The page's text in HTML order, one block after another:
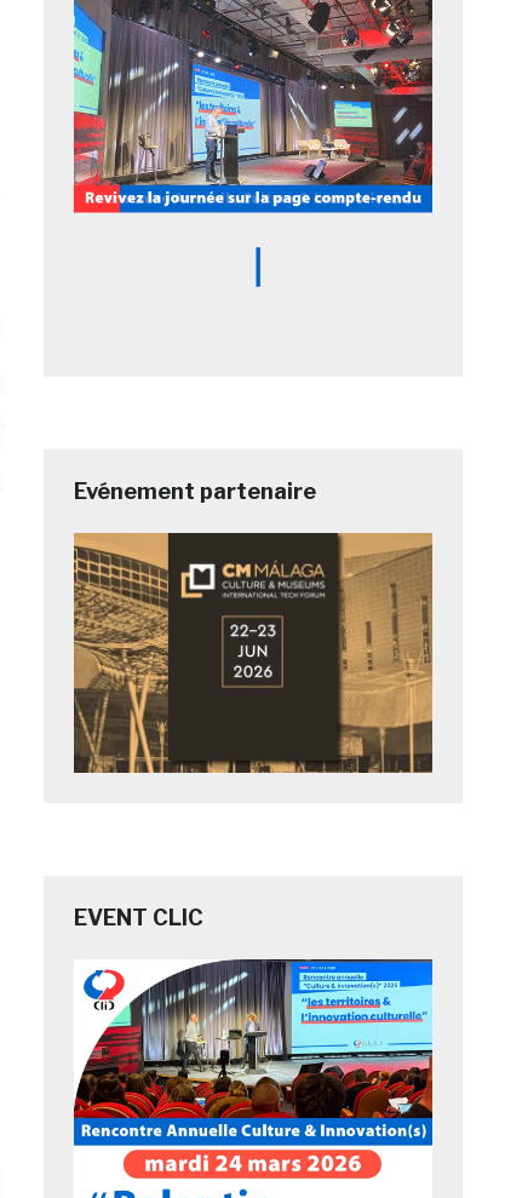
Evénement partenaire
EVENT CLIC